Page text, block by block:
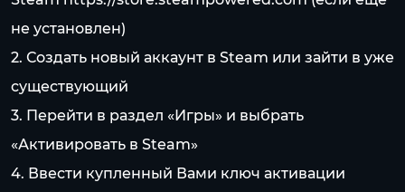
не установлен)
2. Создать новый аккаунт в Steam или зайти в уже
существующий
3. Перейти в раздел «Игры» и выбрать
«Активировать в Steam»
4. Ввести купленный Вами ключ активации